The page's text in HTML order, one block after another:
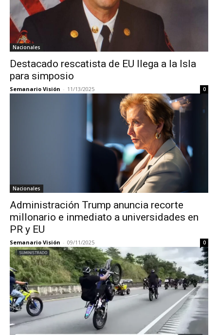
Nacionales
Destacado rescatista de EU llega a la Isla
para simposio
Semanario Visión - 11/13/2025 0
Nacionales
Administración Trump anuncia recorte
millonario e inmediato a universidades en
PR y EU
Semanario Visión - 09/11/2025 0